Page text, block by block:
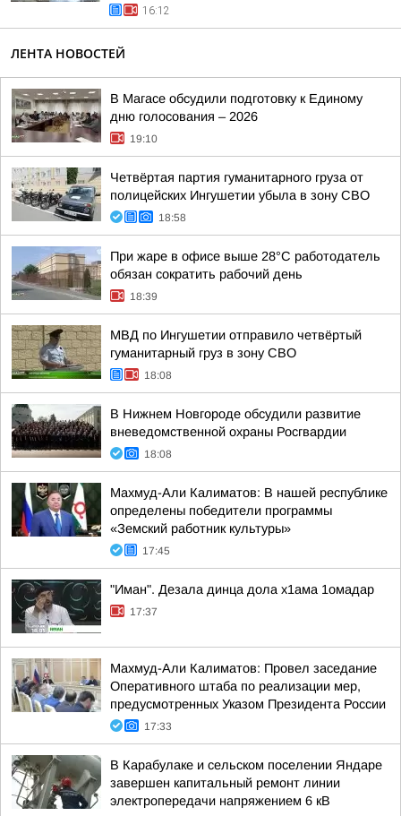
16:12
ЛЕНТА НОВОСТЕЙ
В Магасе обсудили подготовку к Единому
дню голосования – 2026
19:10
Четвёртая партия гуманитарного груза от
полицейских Ингушетии убыла в зону СВО
18:58
При жаре в офисе выше 28°C работодатель
обязан сократить рабочий день
18:39
МВД по Ингушетии отправило четвёртый
гуманитарный груз в зону СВО
18:08
В Нижнем Новгороде обсудили развитие
вневедомственной охраны Росгвардии
18:08
Махмуд-Али Калиматов: В нашей республике
определены победители программы
«Земский работник культуры»
17:45
"Иман". Дезала динца дола х1ама 1омадар
17:37
Махмуд-Али Калиматов: Провел заседание
Оперативного штаба по реализации мер,
предусмотренных Указом Президента России
17:33
В Карабулаке и сельском поселении Яндаре
завершен капитальный ремонт линии
электропередачи напряжением 6 кВ